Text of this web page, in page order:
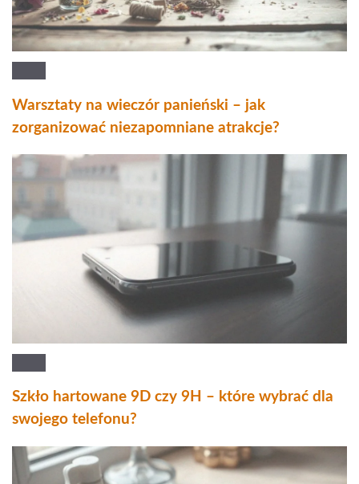
Warsztaty na wieczór panieński – jak
zorganizować niezapomniane atrakcje?
Szkło hartowane 9D czy 9H – które wybrać dla
swojego telefonu?